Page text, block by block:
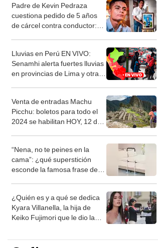
Padre de Kevin Pedraza
cuestiona pedido de 5 años
de cárcel contra conductor:
Lluvias en Perú EN VIVO:
Senamhi alerta fuertes lluvias
en provincias de Lima y otras
Venta de entradas Machu
Picchu: boletos para todo el
2024 se habilitan HOY, 12 de
“Nena, no te peines en la
cama”: ¿qué superstición
esconde la famosa frase de
¿Quién es y a qué se dedica
Kyara Villanella, la hija de
Keiko Fujimori que le dio la